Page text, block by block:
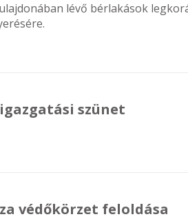
lévő bérlakások
szünet
védőkörzet feloldása